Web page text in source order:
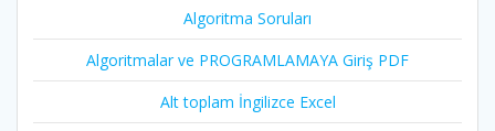
Algoritma Soruları
Algoritmalar ve PROGRAMLAMAYA Giriş PDF
Alt toplam İngilizce Excel